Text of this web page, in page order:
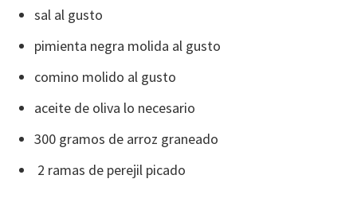
sal al gusto
pimienta negra molida al gusto
comino molido al gusto
aceite de oliva lo necesario
300 gramos de arroz graneado
2 ramas de perejil picado